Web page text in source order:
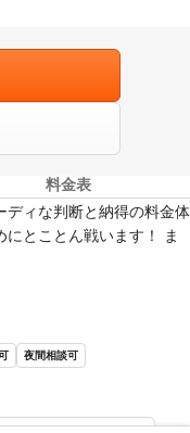
料金表
ィな判断と納得の料金体
とことん戦います！ ま
夜間相談可